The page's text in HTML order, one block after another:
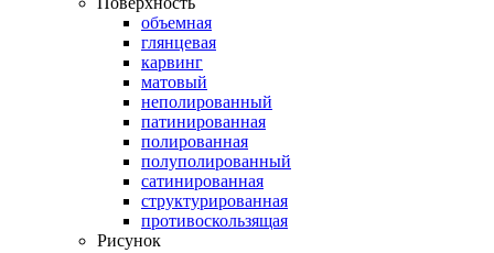
объемная
глянцевая
карвинг
матовый
неполированный
патинированная
полированная
полуполированный
сатинированная
структурированная
противоскользящая
Рисунок